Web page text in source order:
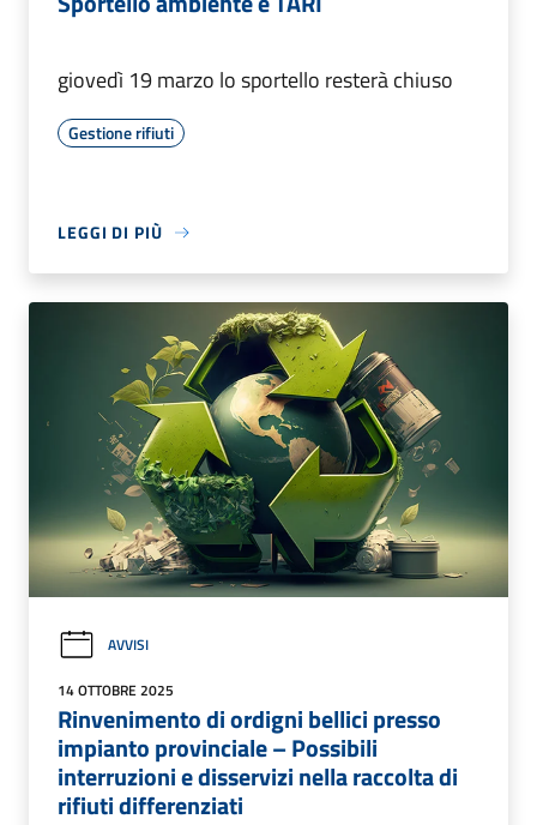
giovedì 19 marzo lo sportello resterà chiuso
Gestione rifiuti
LEGGI DI PIÙ
AVVISI
14 OTTOBRE 2025
Rinvenimento di ordigni bellici presso
impianto provinciale – Possibili
interruzioni e disservizi nella raccolta di
rifiuti differenziati